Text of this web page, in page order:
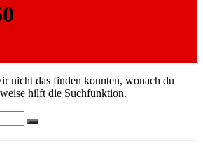
nicht das finden konnten, wonach du
hilft die Suchfunktion.